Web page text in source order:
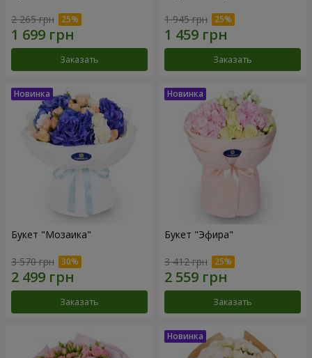
2 265 грн
Заказать
1 945 грн
Заказать
Букет "Мозаика"
3 570 грн
Заказать
Букет "Эфира"
3 412 грн
Заказать